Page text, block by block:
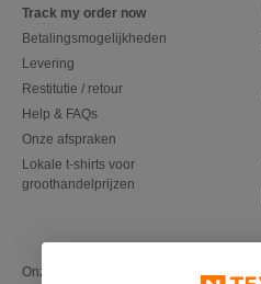
Track my order now
Betalingsmogelijkheden
Levering
Restitutie / retour
Help & FAQs
Onze afspraken
Lokale t-shirts voor
groothandelprijzen
Onze financiële partners